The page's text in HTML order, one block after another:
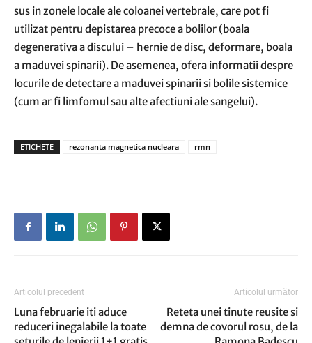
sus in zonele locale ale coloanei vertebrale, care pot fi
utilizat pentru depistarea precoce a bolilor (boala
degenerativa a discului – hernie de disc, deformare, boala
a maduvei spinarii). De asemenea, ofera informatii despre
locurile de detectare a maduvei spinarii si bolile sistemice
(cum ar fi limfomul sau alte afectiuni ale sangelui).
ETICHETE rezonanta magnetica nucleara rmn
Articolul precedent
Luna februarie iti aduce
reduceri inegalabile la toate
Articolul următor
Reteta unei tinute reusite si
demna de covorul rosu, de la